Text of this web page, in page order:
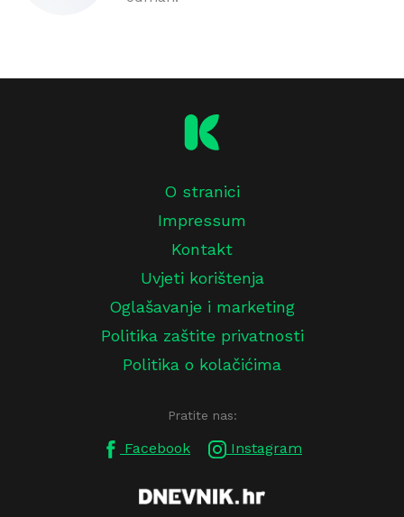
O stranici
Impressum
Kontakt
Uvjeti korištenja
Oglašavanje i marketing
Politika zaštite privatnosti
Politika o kolačićima
Pratite nas:
Facebook Instagram